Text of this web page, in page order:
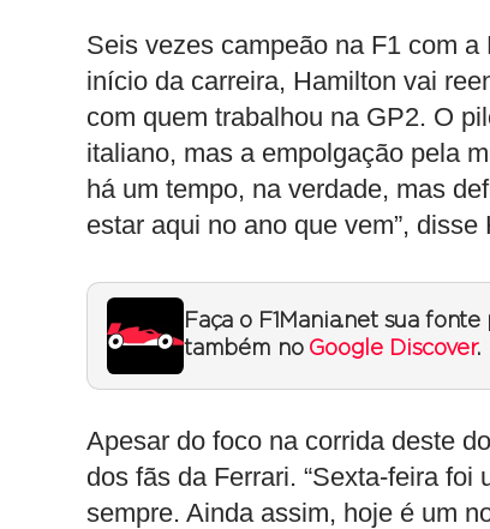
Seis vezes campeão na F1 com
início da carreira, Hamilton vai
com quem trabalhou na GP2. O
italiano, mas a empolgação pela
há um tempo, na verdade, mas
estar aqui no ano que vem”,
Faça o F1Mania.net sua
também no Google Discover.
Apesar do foco na corrida deste
dos fãs da Ferrari. “Sexta-feira
sempre. Ainda assim, hoje é um